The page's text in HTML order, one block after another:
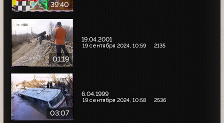
39:40
01:19
19.04.2001
19 сентября 2024, 10:59 2135
03:07
6.04.1999
19 сентября 2024, 10:58 2536